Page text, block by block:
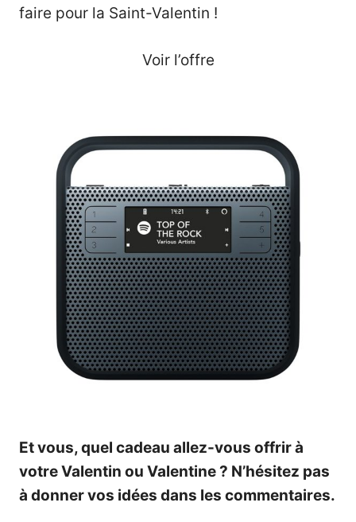
faire pour la Saint-Valentin !
Voir l’offre
Et vous, quel cadeau allez-vous offrir à
votre Valentin ou Valentine ? N’hésitez pas
à donner vos idées dans les commentaires.